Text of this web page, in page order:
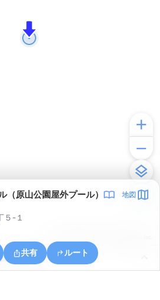
（原山公園屋外プール） 地図
５-１
共有 ルート
台６丁１６